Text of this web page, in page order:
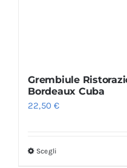
Grembiule
Bordeaux Cuba
22,50€
Scegli